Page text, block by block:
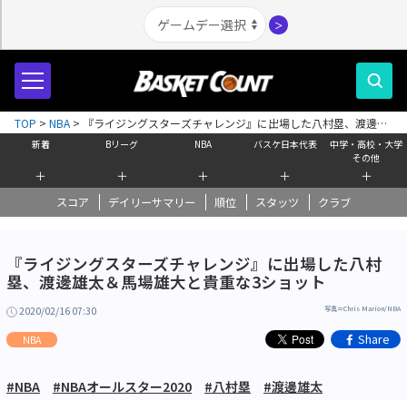
＞
新着
＋
Bリーグ
＋
NBA
＋
バスケ日本代表
＋
中学・高校・大学
その他
＋
スコア デイリーサマリー 順位 スタッツ クラブ
TOP > NBA >
『ライジングスターズチャレンジ』に出場した八村塁、渡邊雄
太＆馬場雄大と貴重な3ショット
『ライジングスターズチャレンジ』に出場した八村
塁、渡邊雄太＆馬場雄大と貴重な3ショット
2020/02/16 07:30 写真＝Chris Marion/NBA
NBA Share
#NBA #NBAオールスター2020 #八村塁
#渡邊雄太